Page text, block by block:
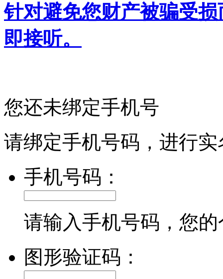
针对避免您财产被骗受
即接听。
您还未绑定手机号
请绑定手机号码，进行
手机号码：
请输入手机号码，您
图形验证码：